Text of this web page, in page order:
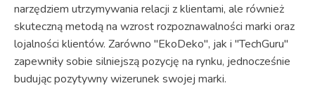
narzędziem utrzymywania relacji z klientami, ale również
skuteczną metodą na wzrost rozpoznawalności marki oraz
lojalności klientów. Zarówno "EkoDeko", jak i "TechGuru"
zapewniły sobie silniejszą pozycję na rynku, jednocześnie
budując pozytywny wizerunek swojej marki.